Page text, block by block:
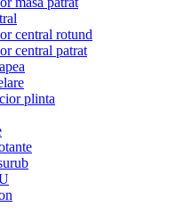
central rotund
central patrat
plinta